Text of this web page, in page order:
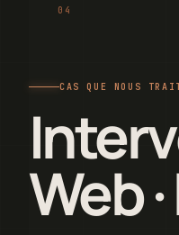
CAS QUE NOUS
Web